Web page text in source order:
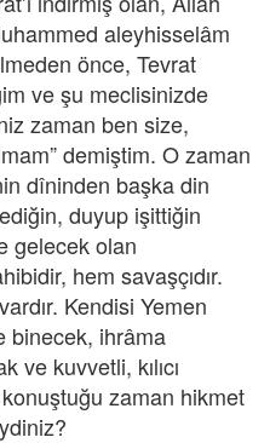
aleyhisselâm
önce, Tevrat
ve şu meclisinizde
zaman ben size,
demiştim. O zaman
dîninden başka din
duyup işittiğin
gelecek olan
hem savaşçıdır.
Kendisi Yemen
binecek, ihrâma
ve kuvvetli, kılıcı
zaman hikmet